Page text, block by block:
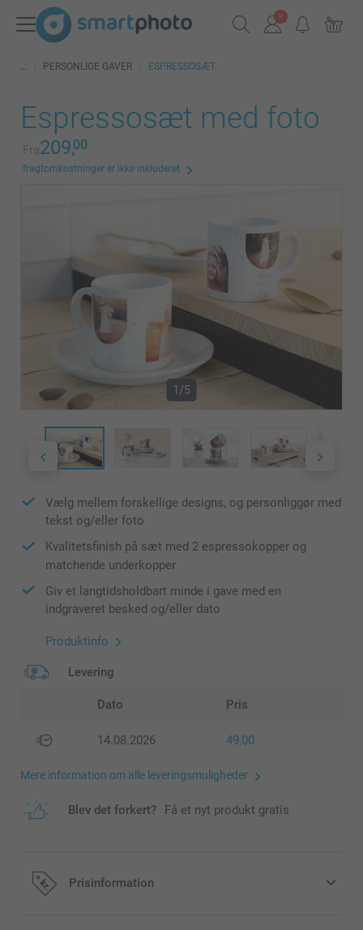
PERSONLIGE GAVER ESPRESSOSÆT
Espressosæt med foto
Fra209,00
fragtomkostninger er ikke inkluderet
1/5
Vælg mellem forskellige designs, og personliggør med
tekst og/eller foto
Kvalitetsfinish på sæt med 2 espressokopper og
matchende underkopper
Giv et langtidsholdbart minde i gave med en
indgraveret besked og/eller dato
Produktinfo
Levering
Dato Pris
14.08.2026 49,00
Mere information om alle leveringsmuligheder
Blev det forkert? Få et nyt produkt gratis
Prisinformation